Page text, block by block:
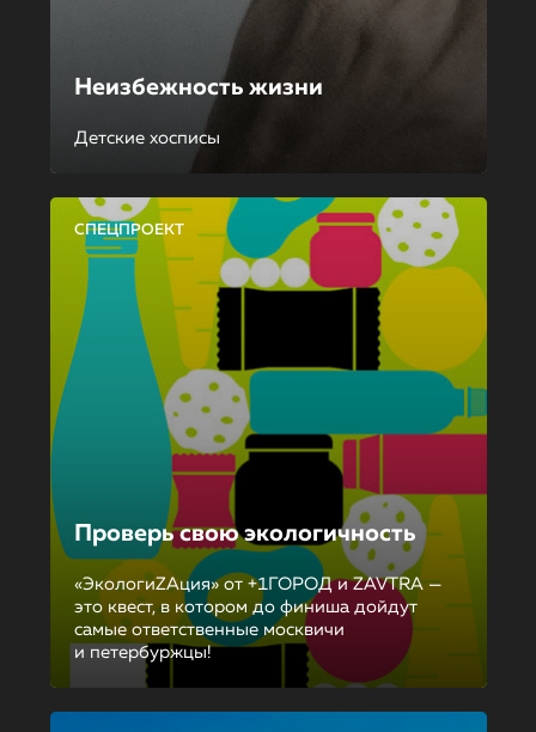
Неизбежность жизни
Детские хосписы
СПЕЦПРОЕКТ
Проверь свою экологичность
«ЭкологиZAция» от +1ГОРОД и ZAVTRA —
это квест, в котором до финиша дойдут
самые ответственные москвичи
и петербуржцы!